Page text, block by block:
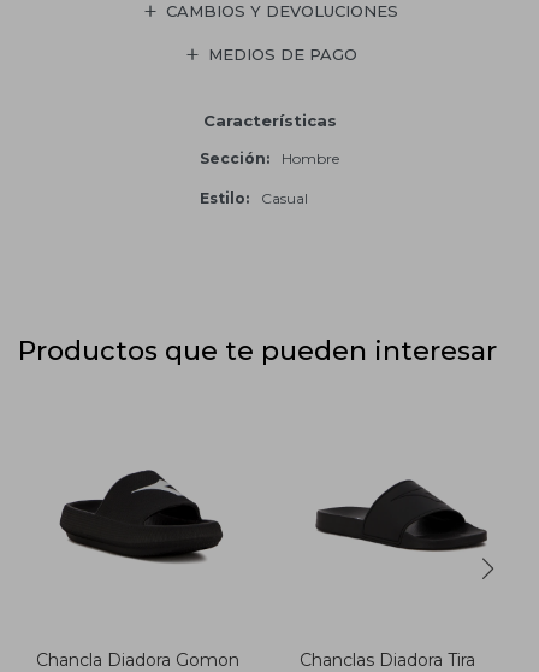
CAMBIOS Y DEVOLUCIONES
MEDIOS DE PAGO
Características
Sección Hombre
Estilo Casual
Productos que te pueden interesar
Chancla Diadora Gomon
Chanclas Diadora Tira